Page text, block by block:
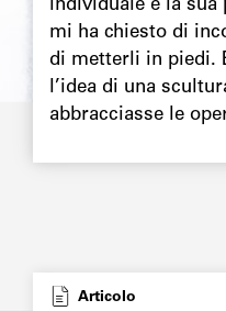
individuale e la sua
mi ha chiesto di
di metterli in piedi.
l’idea di una
abbracciasse le
TypeArticolo